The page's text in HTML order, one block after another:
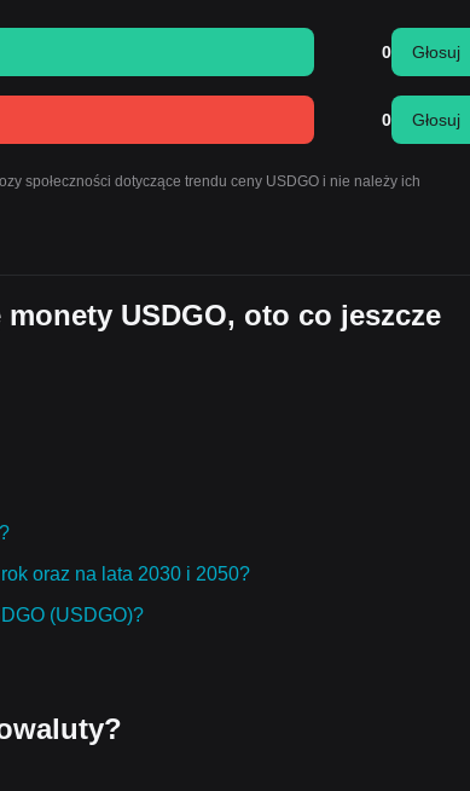
0 Głosuj
0 Głosuj
społeczności dotyczące trendu ceny USDGO i nie należy ich
USDGO, oto co jeszcze
oraz na lata 2030 i 2050?
(USDGO)?